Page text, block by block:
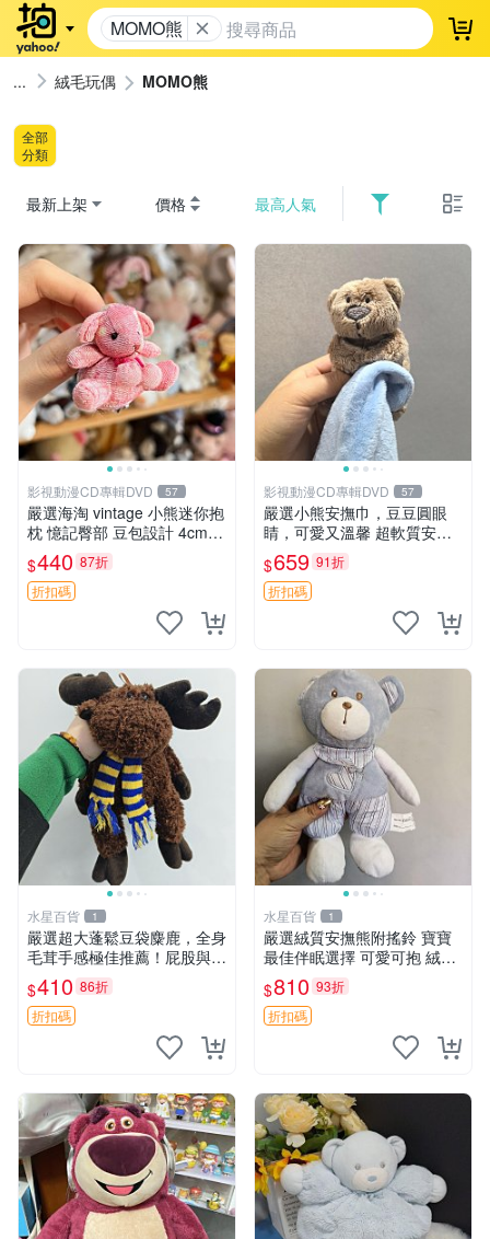
MOMO熊 登
絨毛玩偶 MOMO熊
全部
分類
最新上架 價格 最高人氣
影視動漫CD專輯DVD 57
嚴選海淘 vintage 小熊迷你抱
枕 憶記臀部 豆包設計 4cm
高 推薦收藏 迷你豆包小熊、
高臀部、豆袋抱枕
$440 87折
折扣碼
影視動漫CD專輯DVD 57
嚴選小熊安撫巾，豆豆圓眼
睛，可愛又溫馨 超軟質安撫
巾，豆豆設計，哄睡好幫手
約克豆豆眼安撫巾 數碼豆豆
眼
$659 91折
折扣碼
水星百貨 1
嚴選超大蓬鬆豆袋麋鹿，全身
毛茸手感極佳推薦！屁股與四
肢填充均勻，適合收藏與孩童
共賞。 麋鹿 豆袋 毛茸玩具
$410 86折
折扣碼
水星百貨 1
嚴選絨質安撫熊附搖鈴 寶寶
最佳伴眠選擇 可愛可抱 絨毛
玩具 安撫熊 嬰兒用
$810 93折
折扣碼